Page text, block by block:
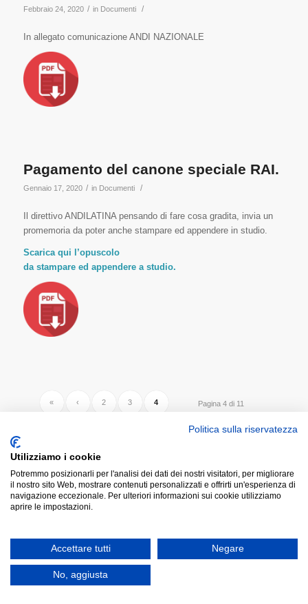
Febbraio 24, 2020 / in Documenti /
In allegato comunicazione ANDI NAZIONALE
Pagamento del canone speciale RAI.
Gennaio 17, 2020 / in Documenti /
Il direttivo ANDILATINA pensando di fare cosa gradita, invia un
promemoria da poter anche stampare ed appendere in studio.
Scarica qui l’opuscolo
da stampare ed appendere a studio.
Pagina 4 di 11
« ‹ 2 3 4
DOCUMENTI
Preventivo Biennale
Ottobre 30, 2024 - 18:34
Politica sulla riservatezza
Utilizziamo i cookie
Potremmo posizionarli per l'analisi dei dati dei nostri visitatori, per migliorare
il nostro sito Web, mostrare contenuti personalizzati e offrirti un'esperienza di
navigazione eccezionale. Per ulteriori informazioni sui cookie utilizziamo
aprire le impostazioni.
Accettare tutti Negare
No, aggiusta